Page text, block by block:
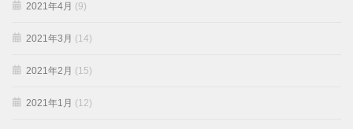
2021年4月 (9)
2021年3月 (14)
2021年2月 (15)
2021年1月 (12)